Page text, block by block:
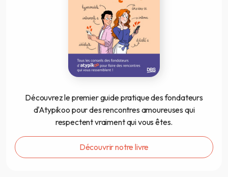
Découvrez le premier guide pratique des fondateurs
d'Atypikoo pour des rencontres amoureuses qui
respectent vraiment qui vous êtes.
Découvrir notre livre